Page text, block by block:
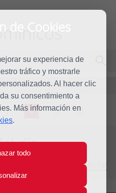
de Cookies
su experiencia de
tráfico y mostrarle
Al hacer clic
su consentimiento a
Más información en
.
todo
J V S D
día
del Tiempo Ordinario - Año Par